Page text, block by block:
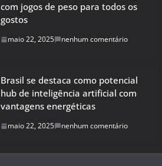
com jogos de peso para todos os
gostos
maio 22, 2025 nenhum comentário
Brasil se destaca como potencial
hub de inteligência artificial com
vantagens energéticas
maio 22, 2025 nenhum comentário